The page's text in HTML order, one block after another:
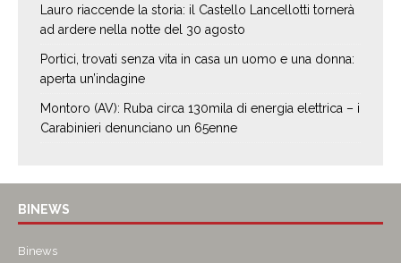
Lauro riaccende la storia: il Castello Lancellotti tornerà
ad ardere nella notte del 30 agosto
Portici, trovati senza vita in casa un uomo e una donna:
aperta un’indagine
Montoro (AV): Ruba circa 130mila di energia elettrica – i
Carabinieri denunciano un 65enne
BINEWS
Binews